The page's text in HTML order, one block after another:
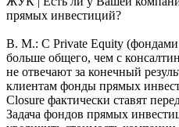
прямых инвестиций?
В. М.: С Private Equity
больше общего, чем с
не отвечают за конечный
клиентам фонды прямых
Closure фактически ставят
Задача фондов прямых